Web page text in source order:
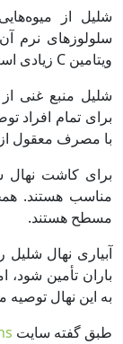
شلیل از
سلولوزهای نرم
ویتامین C زیادی است که به سلامت پوست کمک می‌کند.
شلیل منبع غنی
برای تمام افراد
با مصرف معقول از
برای کاشت نهال
مناسب هستند.
مسطح هستند.
آبیاری نهال شلیل
به این نهال
طبق گفته سایت